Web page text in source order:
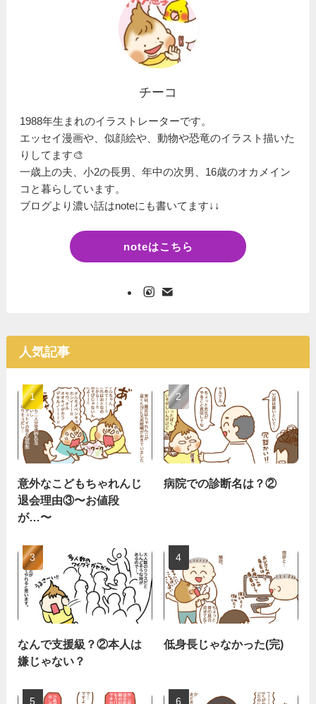
チーコ
1988年生まれのイラストレーターです。
エッセイ漫画や、似顔絵や、動物や恐竜のイラスト描いた
りしてます🎨
一歳上の夫、小2の長男、年中の次男、16歳のオカメイン
コと暮らしています。
ブログより濃い話はnoteにも書いてます↓↓
noteはこちら
人気記事
意外なこどもちゃれんじ
退会理由③〜お値段
が…〜
病院での診断名は？②
なんで支援級？②本人は
嫌じゃない？
低身長じゃなかった(完)